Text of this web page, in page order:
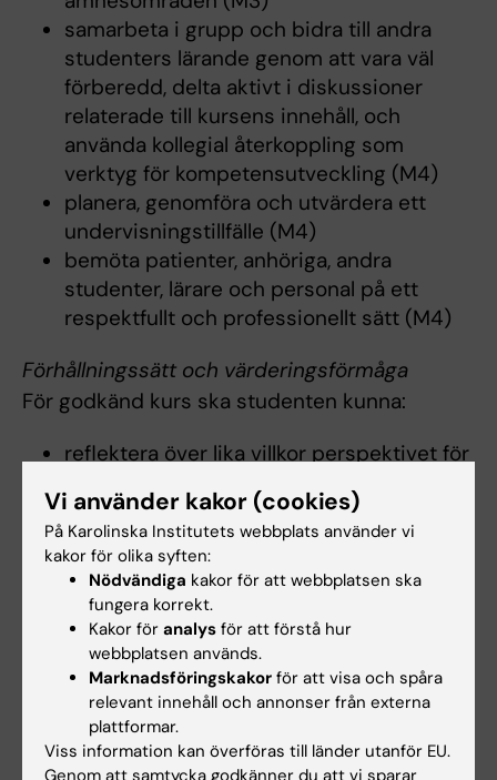
samarbeta i grupp och bidra till andra
studenters lärande genom att vara väl
förberedd, delta aktivt i diskussioner
relaterade till kursens innehåll, och
använda kollegial återkoppling som
verktyg för kompetensutveckling (M4)
planera, genomföra och utvärdera ett
undervisningstillfälle (M4)
bemöta patienter, anhöriga, andra
studenter, lärare och personal på ett
respektfullt och professionellt sätt (M4)
Förhållningssätt och värderingsförmåga
För godkänd kurs ska studenten kunna:
reflektera över lika villkor perspektivet för
identifiera värdekonflikter i mötet med
patient och anhörig samt hantera och
resonera kring dessa inom öppenvård, vid
det akuta skedet och inom intensivvård
och vid organdonation
reflektera över betydelsen av egna
värderingar, empati och ett professionellt
förhållningssätt i interaktionen med
patienter, närstående och medarbetare
värdera sitt kunskapsbehov i relation till
Vi använder kakor (cookies)
På Karolinska Institutets webbplats använder vi
kakor för olika syften:
Nödvändiga kakor för att webbplatsen ska
fungera korrekt.
Kakor för analys för att förstå hur
webbplatsen används.
Marknadsföringskakor för att visa och spåra
relevant innehåll och annonser från externa
plattformar.
Viss information kan överföras till länder utanför EU.
Genom att samtycka godkänner du att vi sparar